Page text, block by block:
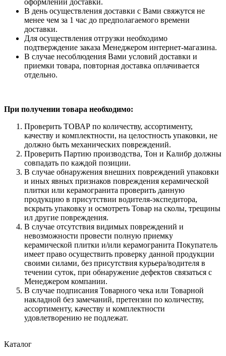
В день осуществления доставки с Вами свяжутся не
менее чем за 1 час до предполагаемого времени
доставки.
Для осуществления отгрузки необходимо
подтверждение заказа Менеджером интернет-магазина.
В случае несоблюдения Вами условий доставки и
приемки товара, повторная доставка оплачивается
отдельно.
При получении товара необходимо:
Проверить ТОВАР по количеству, ассортименту,
качеству и комплектности, на целостность упаковки, не
должно быть механических повреждений.
Проверить Партию производства, Тон и Калибр должны
совпадать по каждой позиции.
В случае обнаружения внешних повреждений упаковки
и иных явных признаков повреждения керамической
плитки или керамогранита проверить данную
продукцию в присутствии водителя-экспедитора,
вскрыть упаковку и осмотреть Товар на сколы, трещины
ил другие повреждения.
В случае отсутствия видимых повреждений и
невозможности провести полную приемку
керамической плитки и/или керамогранита Покупатель
имеет право осуществить проверку данной продукции
своими силами, без присутствия курьера/водителя в
течении суток, при обнаружение дефектов связаться с
Менеджером компании.
В случае подписания Товарного чека или Товарной
накладной без замечаний, претензии по количеству,
ассортименту, качеству и комплектности
удовлетворению не подлежат.
Каталог